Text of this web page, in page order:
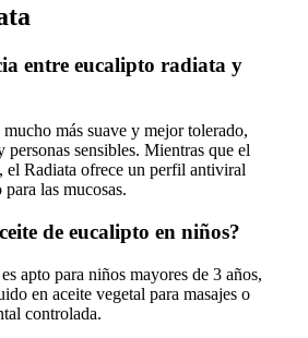
entre eucalipto radiata y
mucho más suave y mejor tolerado,
personas sensibles. Mientras que el
el Radiata ofrece un perfil antiviral
las mucosas.
de eucalipto en niños?
apto para niños mayores de 3 años,
en aceite vegetal para masajes o
controlada.